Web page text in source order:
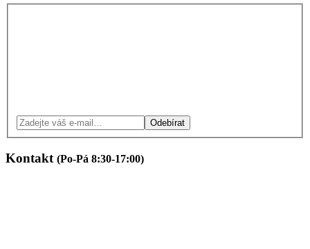
Odebírat
Kontakt (Po-Pá 8:30-17:00)